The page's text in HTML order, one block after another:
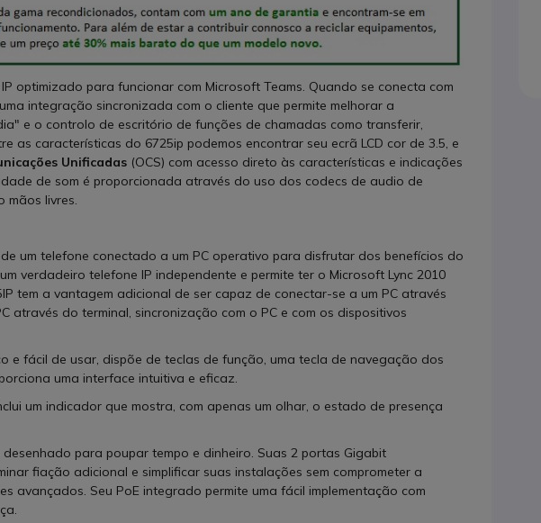
optimizado para funcionar com Microsoft Teams. Quando se conecta com
integração sincronizada com o cliente que permite melhorar a
e o controlo de escritório de funções de chamadas como transferir,
as características do 6725ip podemos encontrar seu ecrã LCD cor de 3.5, e
Unificadas (OCS) com acesso direto às características e indicações
de som é proporcionada através do uso dos codecs de audio de
mãos livres.
um telefone conectado a um PC operativo para disfrutar dos benefícios do
verdadeiro telefone IP independente e permite ter o Microsoft Lync 2010
tem a vantagem adicional de ser capaz de conectar-se a um PC através
através do terminal, sincronização com o PC e com os dispositivos
e fácil de usar, dispõe de teclas de função, uma tecla de navegação dos
uma interface intuitiva e eficaz.
um indicador que mostra, com apenas um olhar, o estado de presença
desenhado para poupar tempo e dinheiro. Suas 2 portas Gigabit
fiação adicional e simplificar suas instalações sem comprometer a
avançados. Seu PoE integrado permite uma fácil implementação com